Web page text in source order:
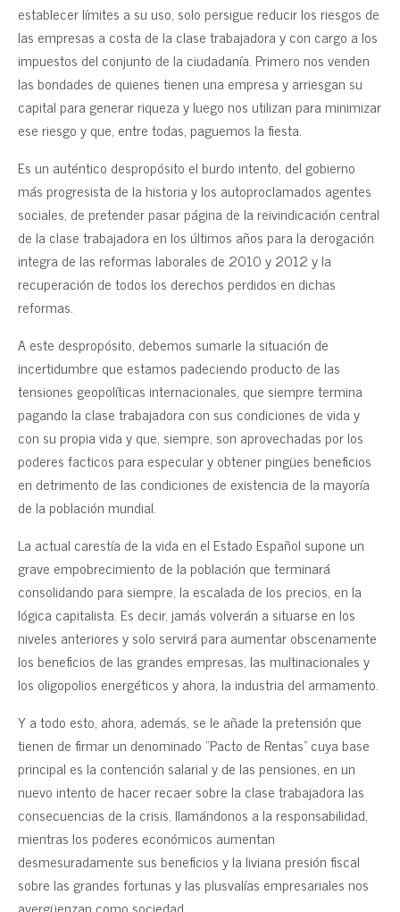
establecer límites a su uso, solo persigue reducir los riesgos de
las empresas a costa de la clase trabajadora y con cargo a los
impuestos del conjunto de la ciudadanía. Primero nos venden
las bondades de quienes tienen una empresa y arriesgan su
capital para generar riqueza y luego nos utilizan para minimizar
ese riesgo y que, entre todas, paguemos la fiesta.
Es un auténtico despropósito el burdo intento, del gobierno
más progresista de la historia y los autoproclamados agentes
sociales, de pretender pasar página de la reivindicación central
de la clase trabajadora en los últimos años para la derogación
integra de las reformas laborales de 2010 y 2012 y la
recuperación de todos los derechos perdidos en dichas
reformas.
A este despropósito, debemos sumarle la situación de
incertidumbre que estamos padeciendo producto de las
tensiones geopolíticas internacionales, que siempre termina
pagando la clase trabajadora con sus condiciones de vida y
con su propia vida y que, siempre, son aprovechadas por los
poderes facticos para especular y obtener pingües beneficios
en detrimento de las condiciones de existencia de la mayoría
de la población mundial.
La actual carestía de la vida en el Estado Español supone un
grave empobrecimiento de la población que terminará
consolidando para siempre, la escalada de los precios, en la
lógica capitalista. Es decir, jamás volverán a situarse en los
niveles anteriores y solo servirá para aumentar obscenamente
los beneficios de las grandes empresas, las multinacionales y
los oligopolios energéticos y ahora, la industria del armamento.
Y a todo esto, ahora, además, se le añade la pretensión que
tienen de firmar un denominado “Pacto de Rentas” cuya base
principal es la contención salarial y de las pensiones, en un
nuevo intento de hacer recaer sobre la clase trabajadora las
consecuencias de la crisis, llamándonos a la responsabilidad,
mientras los poderes económicos aumentan
desmesuradamente sus beneficios y la liviana presión fiscal
sobre las grandes fortunas y las plusvalías empresariales nos